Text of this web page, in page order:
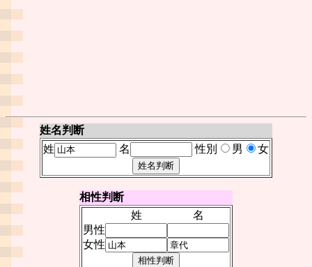
姓名判断
姓
名 性別 男 女
相性判断
姓
名
男性
女性